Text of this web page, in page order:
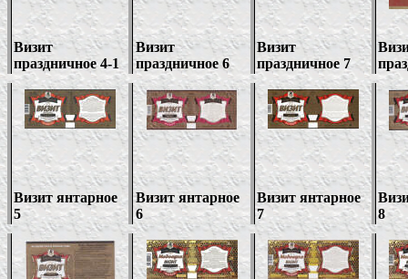
Визит
праздничное4-1
Визит
праздничное 6
Визит
праздничное 7
Визит янтарное
5
Визит янтарное
6
Визит янтарное
7
8